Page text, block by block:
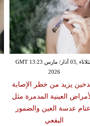
الثلاثاء ,03 آذار/ مارس GMT 13:23
2026
يزيد من خطر الإصابة
العينية المدمرة مثل
إعتام عدسة العين والضمور
البقعي